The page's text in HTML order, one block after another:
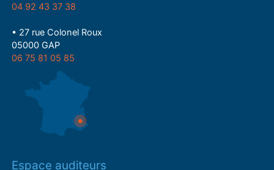
04 92 43 37 38
• 27 rue Colonel Roux
05000 GAP
06 75 81 05 85
Espace auditeurs